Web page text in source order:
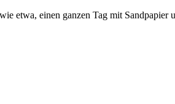
etwa, einen ganzen Tag mit Sandpapier